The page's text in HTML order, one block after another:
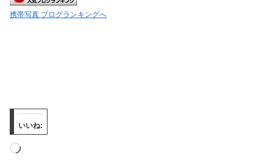
携帯写真 ブログランキングへ
いいね:
読